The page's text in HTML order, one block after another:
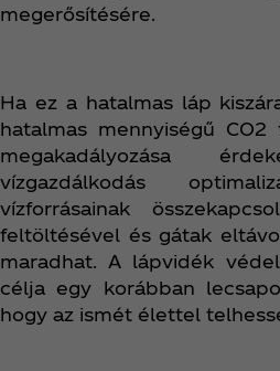
megerősítésére.
Ha ez a hatalmas láp
hatalmas mennyiségű CO2
megakadályozása
vízgazdálkodás
vízforrásainak
feltöltésével és gátak
maradhat. A lápvidék
célja egy korábban
hogy az ismét élettel